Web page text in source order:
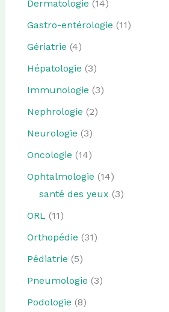
Dermatologie (14)
Gastro-entérologie (11)
Gériatrie (4)
Hépatologie (3)
Immunologie (3)
Nephrologie (2)
Neurologie (3)
Oncologie (14)
Ophtalmologie (14)
santé des yeux (3)
ORL (11)
Orthopédie (31)
Pédiatrie (5)
Pneumologie (3)
Podologie (8)